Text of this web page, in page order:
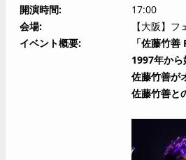
開演時間
17:00
会場
【大阪】
イベント概要
「佐藤竹
1997年か
佐藤竹善が
佐藤竹善と